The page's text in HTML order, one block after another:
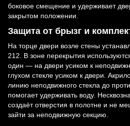
боковое смещение и удерживает
закрытом положении.
Защита от брызг и
На торце двери возле стены
212. В зоне перекрытия
один — на двери усиком к
глухом стекле усиком к двери.
линию неподвижного стекла до
помогает удерживать воду.
создаёт отверстия в полотне и не
зайти за неподвижную секцию.